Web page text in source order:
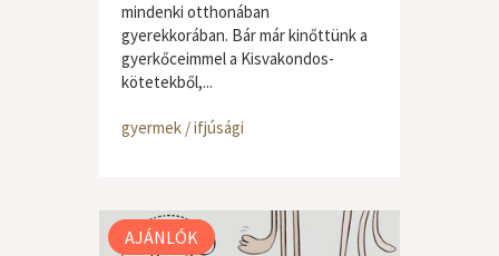
mindenki otthonában
gyerekkorában. Bár már kinőttünk a
gyerkőceimmel a Kisvakondos-
kötetekből,...
gyermek / ifjúsági
AJÁNLÓK